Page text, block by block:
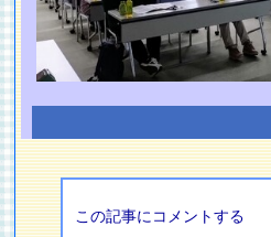
この記事にコメントする